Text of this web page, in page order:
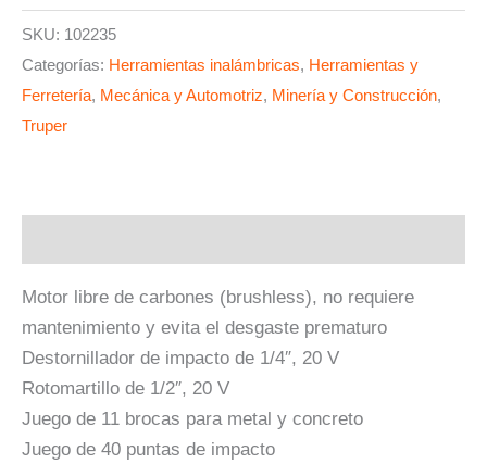
SKU: 102235
Categorías: Herramientas inalámbricas, Herramientas y
Ferretería, Mecánica y Automotriz, Minería y Construcción,
Truper
Motor libre de carbones (brushless), no requiere
mantenimiento y evita el desgaste prematuro
Destornillador de impacto de 1/4″, 20 V
Rotomartillo de 1/2″, 20 V
Juego de 11 brocas para metal y concreto
Juego de 40 puntas de impacto